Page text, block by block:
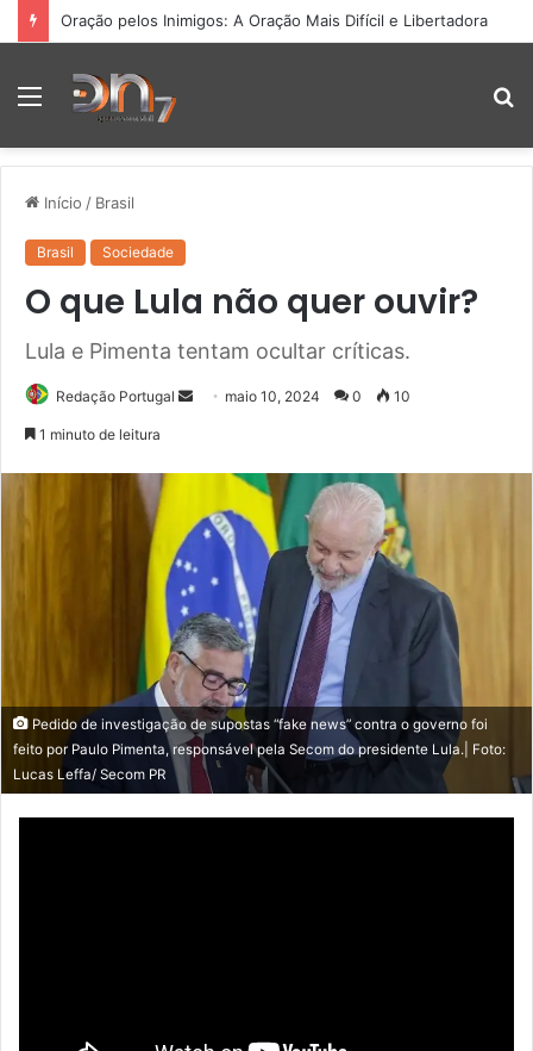
Oração pelos Inimigos: A Oração Mais Difícil e Libertadora
Menu
Início / Brasil
Brasil Sociedade
O que Lula não quer ouvir?
Lula e Pimenta tentam ocultar críticas.
Redação Portugal
Mandemaio 10, 2024 0 10
1 minuto de leitura
Pedido de investigação de supostas “fake news” contra o governo foi
feito por Paulo Pimenta, responsável pela Secom do presidente Lula.| Foto:
Lucas Leffa/ Secom PR